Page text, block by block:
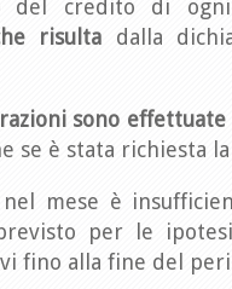
del credito di ogni
risulta dalla
sono
se è stata richiesta
mese è
per le
fino alla fine del